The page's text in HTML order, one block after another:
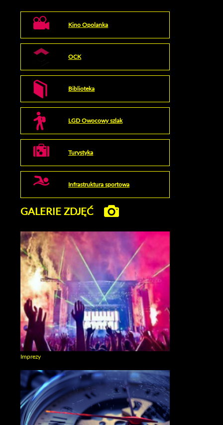
Kino Opolanka
OCK
Biblioteka
LGD Owocowy szlak
Turystyka
Infrastruktura sportowa
GALERIE ZDJĘĆ
Imprezy